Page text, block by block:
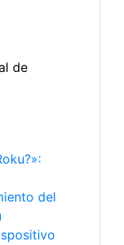
del